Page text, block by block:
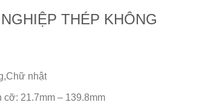
THÉP KHÔNG
nhật
21.7mm – 139.8mm